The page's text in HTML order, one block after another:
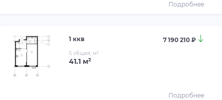
Подробнее
1 ккв 7 190 210 ₽
S общая, м²
41.1 м²
Подробнее